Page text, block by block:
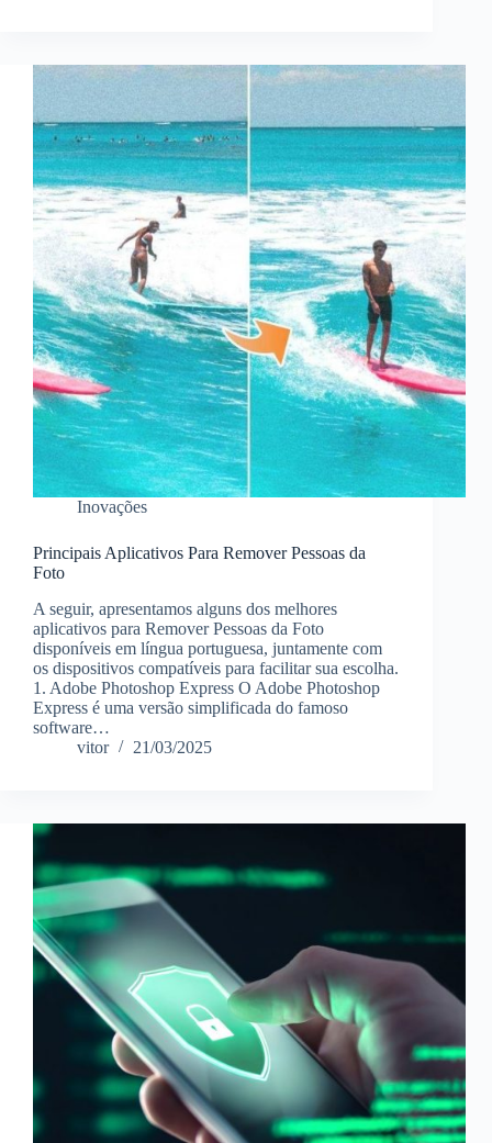
Inovações
Principais Aplicativos Para Remover Pessoas da
Foto
A seguir, apresentamos alguns dos melhores
aplicativos para Remover Pessoas da Foto
disponíveis em língua portuguesa, juntamente com
os dispositivos compatíveis para facilitar sua escolha.
1. Adobe Photoshop Express O Adobe Photoshop
Express é uma versão simplificada do famoso
software…
vitor
21/03/2025